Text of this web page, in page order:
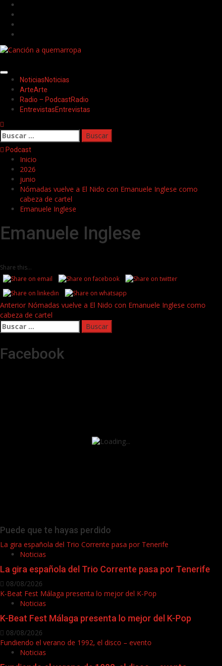
Saltar
contenido
Menú
principal
NoticiasNoticias
ArteArte
Radio – PodcastRadio
EntrevistasEntrevistas
Buscar:
Podcast
Inicio
2026
junio
Nómadas vuelve a El Nido con Emanuele Inglese como
cabeza de cartel
Emanuele Inglese
Emanuele Inglese
Share this...
Post
navigation
Anterior Nómadas vuelve a El Nido con Emanuele Inglese como
cabeza de cartel
Buscar:
Facebook
Puede que te hayas perdido
La gira española del Trio Corrente pasa por Tenerife
Noticias
La gira española del Trio Corrente pasa por Tenerife
08/08/2026
K-Beat Fest Málaga presenta lo mejor del K-Pop
Noticias
K-Beat Fest Málaga presenta lo mejor del K-Pop
08/08/2026
Fundiendo el verano de 1992, el disco – evento
Noticias